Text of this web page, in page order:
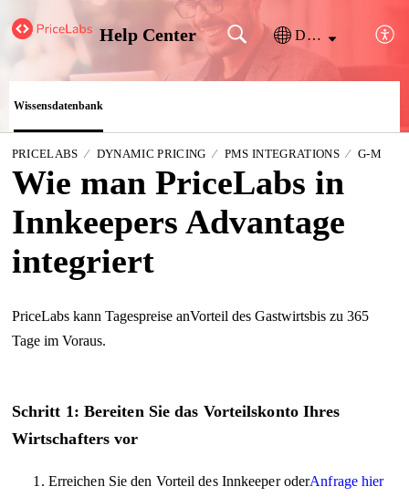
Help Center Deutsch
Wissensdatenbank
PRICELABS DYNAMIC PRICING PMS INTEGRATIONS G-M
Wie man PriceLabs in
Innkeepers Advantage
integriert
PriceLabs kann Tagespreise anVorteil des Gastwirtsbis zu 365
Tage im Voraus.
Schritt 1: Bereiten Sie das Vorteilskonto Ihres
Wirtschafters vor
Erreichen Sie den Vorteil des Innkeeper oderAnfrage hier